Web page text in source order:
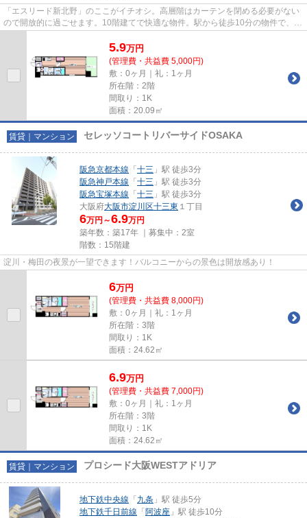
「エスリード新北野」のここがイチオシ。高層階はカーテンを閉める必要がない
ので開放的に過ごせます。10階建てで快適な物件。駅から徒歩10分の物件で、ア
5.9万円
(管理費・共益費 5,000円)
敷：0ヶ月｜礼：1ヶ月
所在階：2階
間取り：1K
面積：20.09㎡
賃貸｜マンション セレッソコートリバーサイドOSAKA
阪急京都本線 「 十三 」駅 徒歩3分
阪急神戸本線 「 十三 」駅 徒歩3分
阪急宝塚本線 「 十三 」駅 徒歩3分
大阪府大阪市淀川区十三東 １丁目
6万円～6.9万円
築年数：築17年 ｜募集中： 2室
階数：15階建
淀川・梅田の夜景が一望できます！バルコニーからの景色は開放感あり！
6万円
(管理費・共益費 8,000円)
敷：0ヶ月｜礼：1ヶ月
所在階：3階
間取り：1K
面積：24.62㎡
6.9万円
(管理費・共益費 7,000円)
敷：0ヶ月｜礼：1ヶ月
所在階：3階
間取り：1K
面積：24.62㎡
賃貸｜マンション プロシード大阪WESTアドリア
地下鉄中央線 「 九条 」駅 徒歩5分
地下鉄千日前線 「 阿波座 」駅 徒歩10分